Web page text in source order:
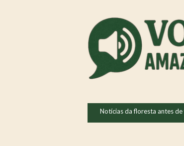
Notícias da floresta antes de